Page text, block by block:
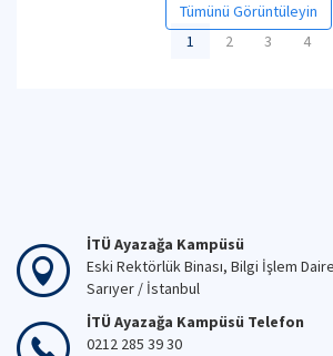
Tümünü Görüntüleyin
1
2 3 4
İTÜ Ayazağa Kampüsü
Eski Rektörlük Binası, Bilgi İşlem
Sarıyer / İstanbul
İTÜ Ayazağa Kampüsü Telefon
0212 285 39 30